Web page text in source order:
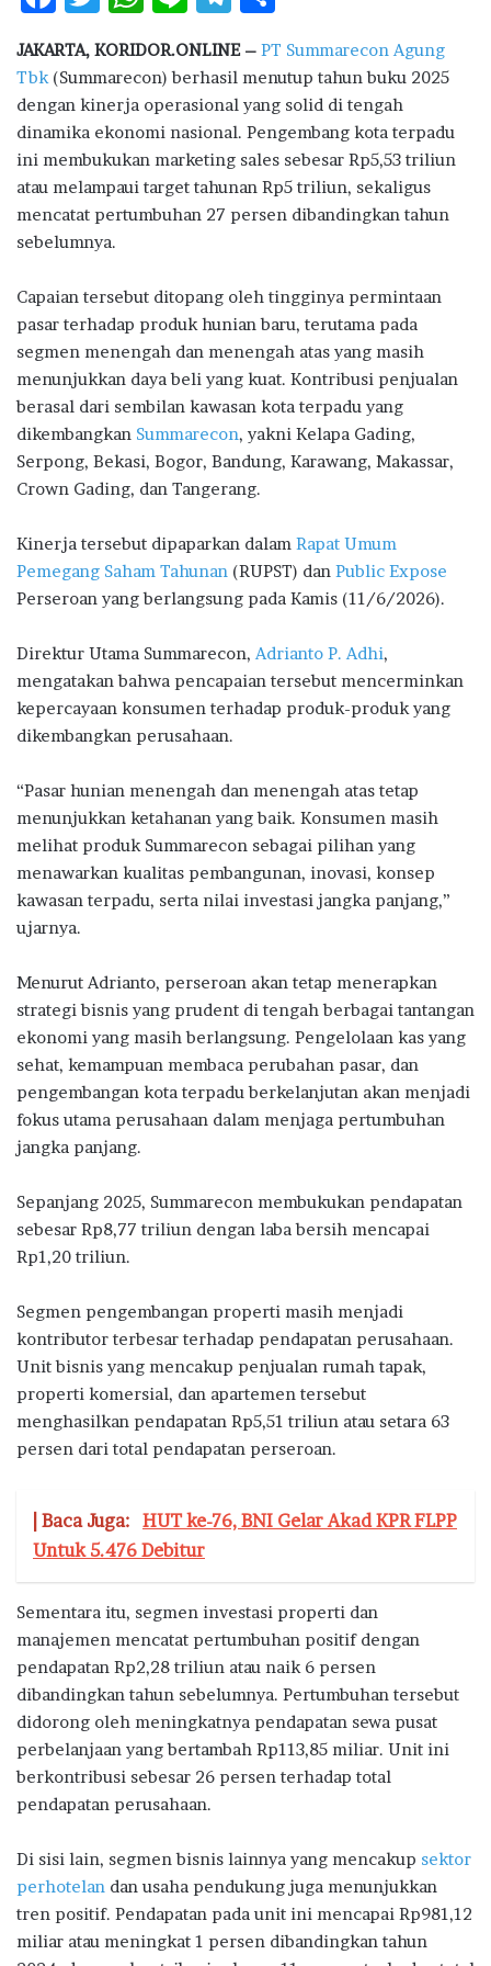
e
b
o
o
k
it
te
r
at
s
A
p
p
e e
g
ra
m
ar
e
JAKARTA, KORIDOR.ONLINE – PT Summarecon Agung
Tbk (Summarecon) berhasil menutup tahun buku 2025
dengan kinerja operasional yang solid di tengah
dinamika ekonomi nasional. Pengembang kota terpadu
ini membukukan marketing sales sebesar Rp5,53 triliun
atau melampaui target tahunan Rp5 triliun, sekaligus
mencatat pertumbuhan 27 persen dibandingkan tahun
sebelumnya.
Capaian tersebut ditopang oleh tingginya permintaan
pasar terhadap produk hunian baru, terutama pada
segmen menengah dan menengah atas yang masih
menunjukkan daya beli yang kuat. Kontribusi penjualan
berasal dari sembilan kawasan kota terpadu yang
dikembangkan Summarecon, yakni Kelapa Gading,
Serpong, Bekasi, Bogor, Bandung, Karawang, Makassar,
Crown Gading, dan Tangerang.
Kinerja tersebut dipaparkan dalam Rapat Umum
Pemegang Saham Tahunan (RUPST) dan Public Expose
Perseroan yang berlangsung pada Kamis (11/6/2026).
Direktur Utama Summarecon, Adrianto P. Adhi,
mengatakan bahwa pencapaian tersebut mencerminkan
kepercayaan konsumen terhadap produk-produk yang
dikembangkan perusahaan.
“Pasar hunian menengah dan menengah atas tetap
menunjukkan ketahanan yang baik. Konsumen masih
melihat produk Summarecon sebagai pilihan yang
menawarkan kualitas pembangunan, inovasi, konsep
kawasan terpadu, serta nilai investasi jangka panjang,”
ujarnya.
Menurut Adrianto, perseroan akan tetap menerapkan
strategi bisnis yang prudent di tengah berbagai tantangan
ekonomi yang masih berlangsung. Pengelolaan kas yang
sehat, kemampuan membaca perubahan pasar, dan
pengembangan kota terpadu berkelanjutan akan menjadi
fokus utama perusahaan dalam menjaga pertumbuhan
jangka panjang.
Sepanjang 2025, Summarecon membukukan pendapatan
sebesar Rp8,77 triliun dengan laba bersih mencapai
Rp1,20 triliun.
Segmen pengembangan properti masih menjadi
kontributor terbesar terhadap pendapatan perusahaan.
Unit bisnis yang mencakup penjualan rumah tapak,
properti komersial, dan apartemen tersebut
menghasilkan pendapatan Rp5,51 triliun atau setara 63
persen dari total pendapatan perseroan.
| Baca Juga: HUT ke-76, BNI Gelar Akad KPR FLPP
Untuk 5.476 Debitur
Sementara itu, segmen investasi properti dan
manajemen mencatat pertumbuhan positif dengan
pendapatan Rp2,28 triliun atau naik 6 persen
dibandingkan tahun sebelumnya. Pertumbuhan tersebut
didorong oleh meningkatnya pendapatan sewa pusat
perbelanjaan yang bertambah Rp113,85 miliar. Unit ini
berkontribusi sebesar 26 persen terhadap total
pendapatan perusahaan.
Di sisi lain, segmen bisnis lainnya yang mencakup sektor
perhotelan dan usaha pendukung juga menunjukkan
tren positif. Pendapatan pada unit ini mencapai Rp981,12
miliar atau meningkat 1 persen dibandingkan tahun